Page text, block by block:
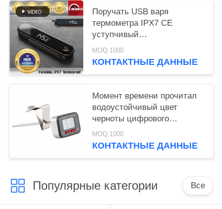
Поручать USB варя
термометра IPX7 CE
уступчивый
водоустойчивый
MOQ:1000
КОНТАКТНЫЕ ДАННЫЕ
Момент времени прочитал
водоустойчивый цвет
черноты цифрового
термометра с зондом
складчатости ИПС4
MOQ:1000
КОНТАКТНЫЕ ДАННЫЕ
Популярные категории Все